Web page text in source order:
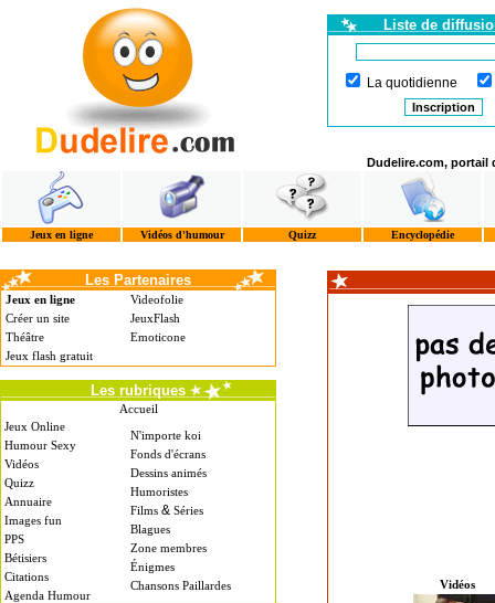
Liste de
La quotidienne
Dudelire.com, portail
Jeux en ligne Vidéos d'humour Quizz Encyclopédie
Les Partenaires
Jeux en ligne
Créer un site
Théâtre
Jeux flash gratuit
Videofolie
JeuxFlash
Emoticone
Les rubriques
Accueil
Jeux Online
Humour Sexy
Vidéos
Quizz
Annuaire
Images fun
PPS
Bétisiers
Citations
Agenda Humour
N'importe koi
Fonds d'écrans
Dessins animés
Humoristes
Films & Séries
Blagues
Zone membres
Énigmes
Chansons Paillardes
Vidéos